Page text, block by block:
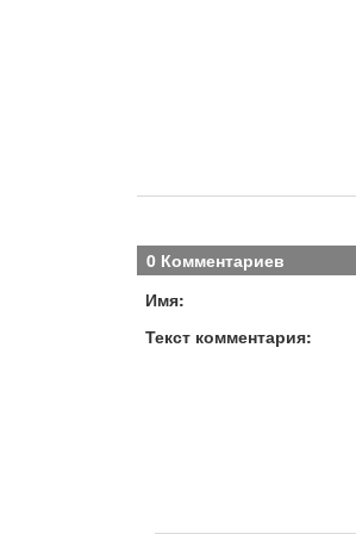
0 Комментариев
Имя:
Текст комментария: